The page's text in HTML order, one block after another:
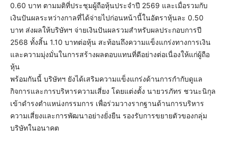
0.60 บาท ตามมติที่ประชุมผู้ถือหุ้นประจำปี 2569 และเมื่อรวมกับ
เงินปันผลระหว่างกาลที่ได้จ่ายไปก่อนหน้านี้ในอัตราหุ้นละ 0.50
บาท ส่งผลให้บริษัทฯ จ่ายเงินปันผลรวมสำหรับผลประกอบการปี
2568 ทั้งสิ้น 1.10 บาทต่อหุ้น สะท้อนถึงความแข็งแกร่งทางการเงิน
และความมุ่งมั่นในการสร้างผลตอบแทนที่ดีอย่างต่อเนื่องให้แก่ผู้ถือ
หุ้น
พร้อมกันนี้ บริษัทฯ ยังได้เสริมความแข็งแกร่งด้านการกำกับดูแล
กิจการและการบริหารความเสี่ยง โดยแต่งตั้ง นายวรภัทร ชวนะนิกุล
เข้าดำรงตำแหน่งกรรมการ เพื่อร่วมวางรากฐานด้านการบริหาร
ความเสี่ยงและการพัฒนาอย่างยั่งยืน รองรับการขยายตัวของกลุ่ม
บริษัทในอนาคต